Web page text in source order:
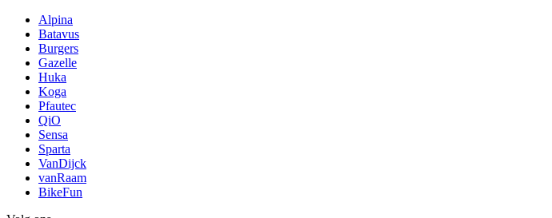
Alpina
Batavus
Burgers
Gazelle
Huka
Koga
Pfautec
QiO
Sensa
Sparta
VanDijck
vanRaam
BikeFun